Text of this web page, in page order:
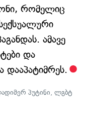
რომელიც
ამავე
და
დააპატიმრეს.
პუტინი, ლგბტ